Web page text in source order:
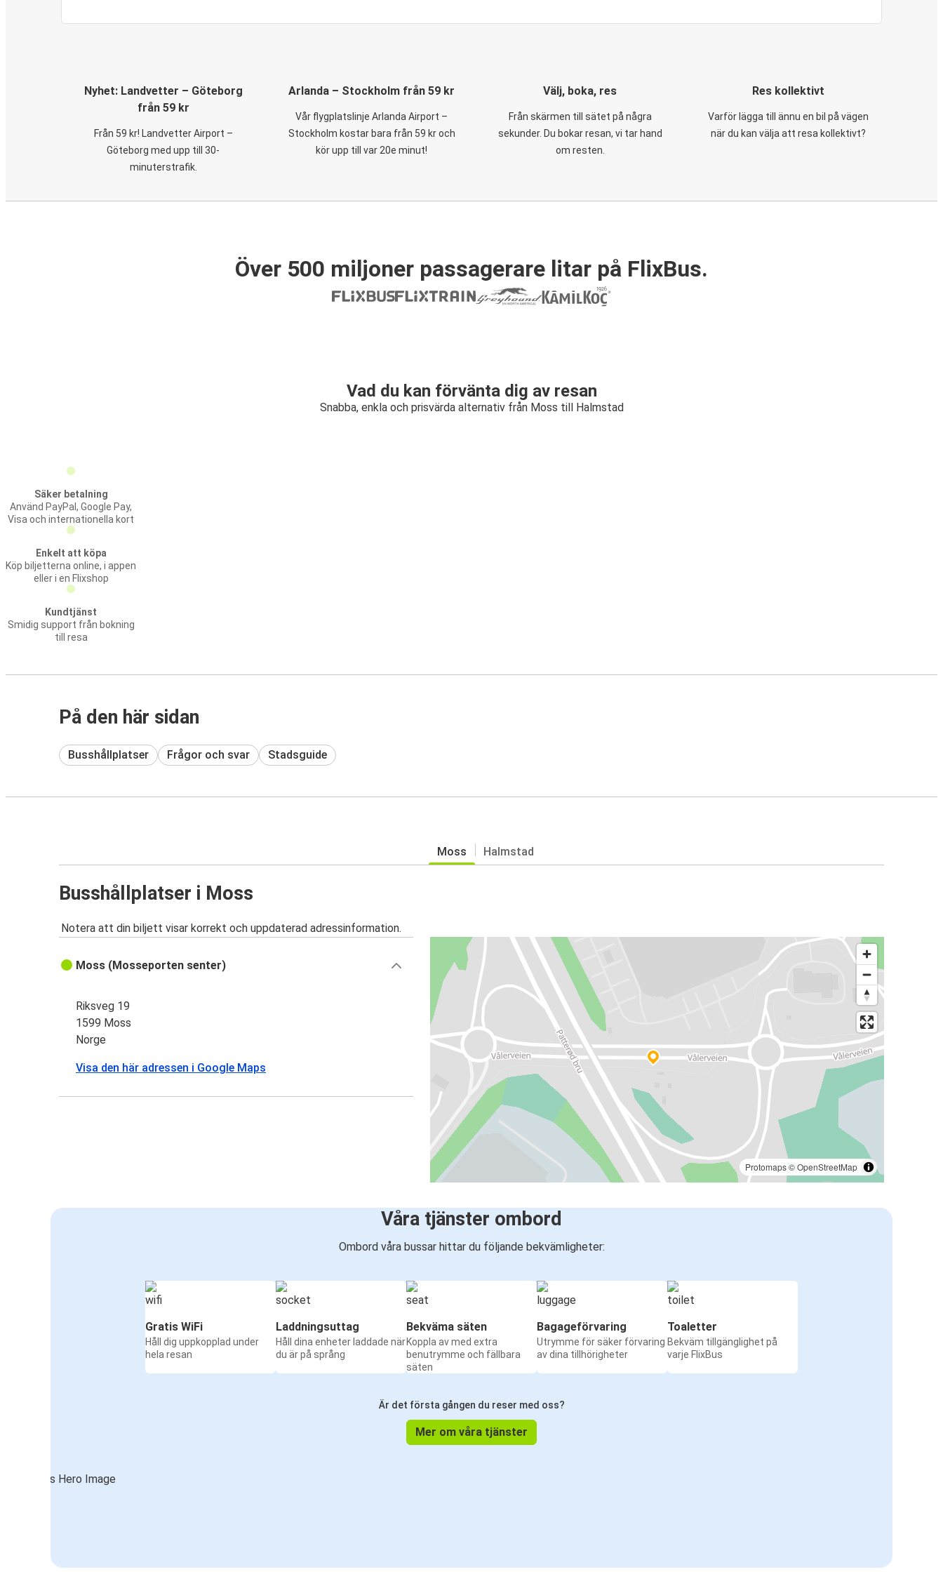
Nyhet: Landvetter – Göteborg
från 59 kr
Från 59 kr! Landvetter Airport –
Göteborg med upp till 30-
minuterstrafik.
Arlanda – Stockholm från 59 kr
Vår flygplatslinje Arlanda Airport –
Stockholm kostar bara från 59 kr och
kör upp till var 20e minut!
Välj, boka, res
Från skärmen till sätet på några
sekunder. Du bokar resan, vi tar hand
om resten.
Res kollektivt
Varför lägga till ännu en bil på vägen
när du kan välja att resa kollektivt?
Över 500 miljoner passagerare litar på FlixBus.
Vad du kan förvänta dig av resan
Snabba, enkla och prisvärda alternativ från Moss till Halmstad
Säker betalning
Använd PayPal, Google Pay,
Visa och internationella kort
Enkelt att köpa
Köp biljetterna online, i appen
eller i en Flixshop
Kundtjänst
Smidig support från bokning
till resa
På den här sidan
Busshållplatser Frågor och svar Stadsguide
Moss Halmstad
Busshållplatser i Moss
Notera att din biljett visar korrekt och uppdaterad adressinformation.
Protomaps©OpenStreetMap
Moss (Mosseporten senter)
Riksveg 19
1599 Moss
Norge
Visa den här adressen i Google Maps
Våra tjänster ombord
Ombord våra bussar hittar du följande bekvämligheter:
Gratis WiFi
Håll dig uppkopplad under
hela resan
Laddningsuttag
Håll dina enheter laddade när
du är på språng
Bekväma säten
Koppla av med extra
benutrymme och fällbara
säten
Bagageförvaring
Utrymme för säker förvaring
av dina tillhörigheter
Toaletter
Bekväm tillgänglighet på
varje FlixBus
Är det första gången du reser med oss?
Mer om våra tjänster